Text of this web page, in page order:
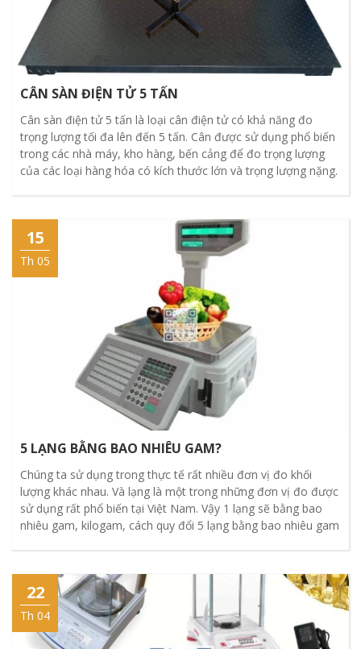
CÂN SÀN ĐIỆN TỬ 5 TẤN
Cân sàn điện tử 5 tấn là loại cân điện tử có khả năng đo
trọng lượng tối đa lên đến 5 tấn. Cân được sử dụng phổ biến
trong các nhà máy, kho hàng, bến cảng để đo trọng lượng
của các loại hàng hóa có kích thước lớn và trọng lượng nặng.
15
Th 05
5 LẠNG BẰNG BAO NHIÊU GAM?
Chúng ta sử dụng trong thực tế rất nhiều đơn vị đo khối
lượng khác nhau. Và lạng là một trong những đơn vị đo được
sử dụng rất phổ biến tại Việt Nam. Vậy 1 lạng sẽ bằng bao
nhiêu gam, kilogam, cách quy đổi 5 lạng bằng bao nhiêu gam
22
Th 04